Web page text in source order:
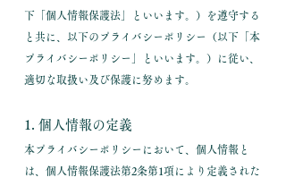
下「個人情報保護法」といいます。）を遵守する
と共に、以下のプライバシーポリシー（以下「本
プライバシーポリシー」といいます。）に従い、
適切な取扱い及び保護に努めます。
1. 個人情報の定義
本プライバシーポリシーにおいて、個人情報と
は、個人情報保護法第2条第1項により定義された